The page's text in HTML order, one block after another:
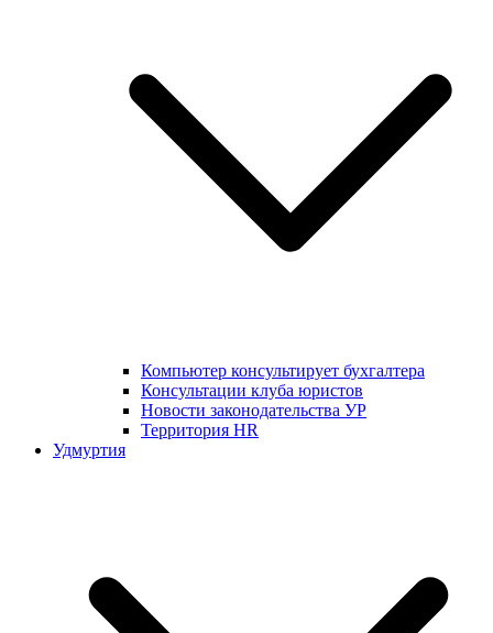
Компьютер консультирует бухгалтера
Консультации клуба юристов
Новости законодательства УР
Территория HR
Удмуртия